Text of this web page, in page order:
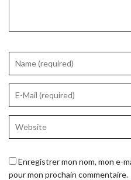
Enregistrer mon nom, mon e-
pour mon prochain commentaire.